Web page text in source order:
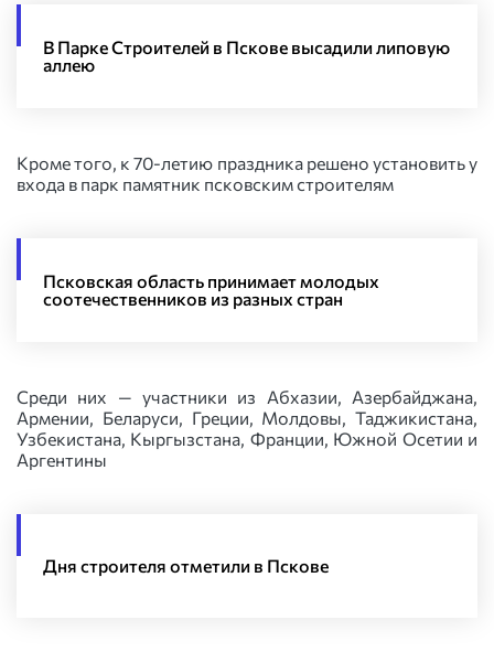
В Парке Строителей в Пскове высадили липовую
аллею
Кроме того, к 70-летию праздника решено установить у
входа в парк памятник псковским строителям
Псковская область принимает молодых
соотечественников из разных стран
Среди них — участники из Абхазии, Азербайджана,
Армении, Беларуси, Греции, Молдовы, Таджикистана,
Узбекистана, Кыргызстана, Франции, Южной Осетии и
Аргентины
Дня строителя отметили в Пскове